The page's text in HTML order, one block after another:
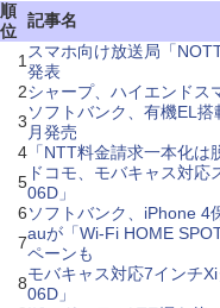
順
位
記事名
1 スマホ向け放送局「
発表
2シャープ、ハイエンドス
3ソフトバンク、有機EL
月発売
4 「NTT料金請求一本化
5 ドコモ、モバキャス対応
06D」
6ソフトバンク、iPhone 4
7auが「Wi-Fi HOME
ペーンも
8モバキャス対応7インチ
06D」